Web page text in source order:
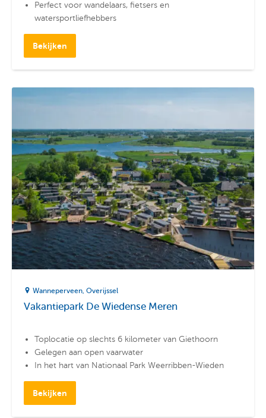
Perfect voor wandelaars, fietsers en
watersportliefhebbers
personen
Bekijken
Wanneperveen Overijssel
Vakantiepark De Wiedense Meren
Toplocatie op slechts 6 kilometer van Giethoorn
Gelegen aan open vaarwater
In het hart van Nationaal Park Weerribben-Wieden
Bekijken